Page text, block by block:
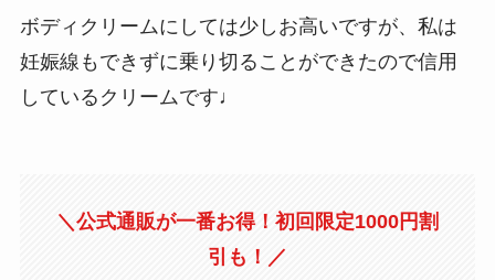
ボディクリームにしては少しお高いですが、私は
妊娠線もできずに乗り切ることができたので信用
しているクリームです♩
＼公式通販が一番お得！初回限定1000円割
引も！／